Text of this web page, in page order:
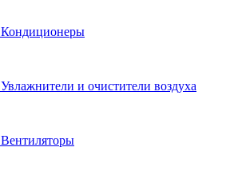
Кондиционеры
Увлажнители и очистители воздуха
Вентиляторы